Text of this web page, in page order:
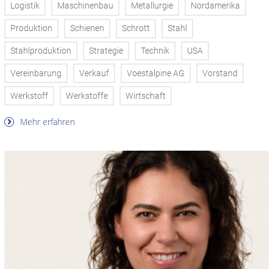
Logistik Maschinenbau Metallurgie Nordamerika
Produktion Schienen Schrott Stahl
Stahlproduktion Strategie Technik USA
Vereinbarung Verkauf Voestalpine AG Vorstand
Werkstoff Werkstoffe Wirtschaft
Mehr erfahren